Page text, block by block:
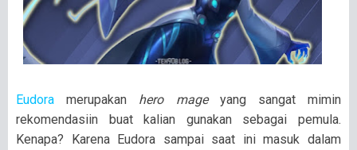
Eudora merupakan hero mageyang sangat mimin
rekomendasiin buat kalian gunakan sebagai pemula.
Kenapa? Karena Eudora sampai saat ini masuk dalam